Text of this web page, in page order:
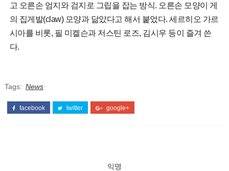
고 오른손 엄지와 검지로 그립을 잡는 방식. 오른손 모양이 게
의 집게발(claw) 모양과 닮았다고 해서 붙었다. 세르히오 가르
시아를 비롯, 필 미켈슨과 저스틴 로즈, 김시우 등이 즐겨 쓴
다.
Tags: News
facebook twitter google+
익명